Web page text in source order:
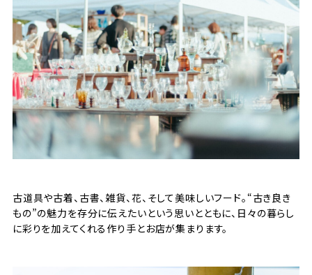
古道具や古着、古書、雑貨、花、そして美味しいフード。“古き良き
もの”の魅力を存分に伝えたいという思いとともに、日々の暮らし
に彩りを加えてくれる作り手とお店が集まります。